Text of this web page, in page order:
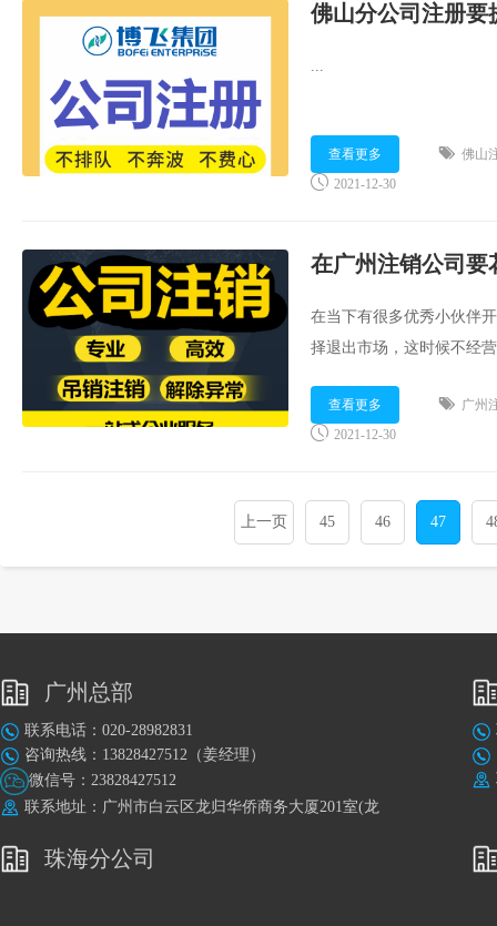
佛山分公司注册要
...
查看更多
佛山
2021-12-30
在广州注销公司要
在当下有很多优秀小伙伴
择退出市场，这时候不经
查看更多
广州
2021-12-30
上一页 45 46 47
广州总部
联系电话：020-28982831
咨询热线：13828427512（姜经理）
微信号：23828427512
联系地址：广州市白云区龙归华侨商务大厦201室(龙
珠海分公司